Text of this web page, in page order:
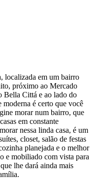
localizada em um bairro
próximo ao Mercado
Bella Cittá e ao lado do
é certo que você
morar num bairro, que
em constante
nessa linda casa, é um
closet, salão de festas
planejada e o melhor
e mobiliado com vista para
lhe dará ainda mais